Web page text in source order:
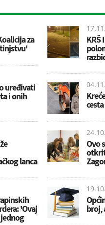
za
uređivati
i onih
lanca
'Ovaj
KRŠ
Ovo
broj,